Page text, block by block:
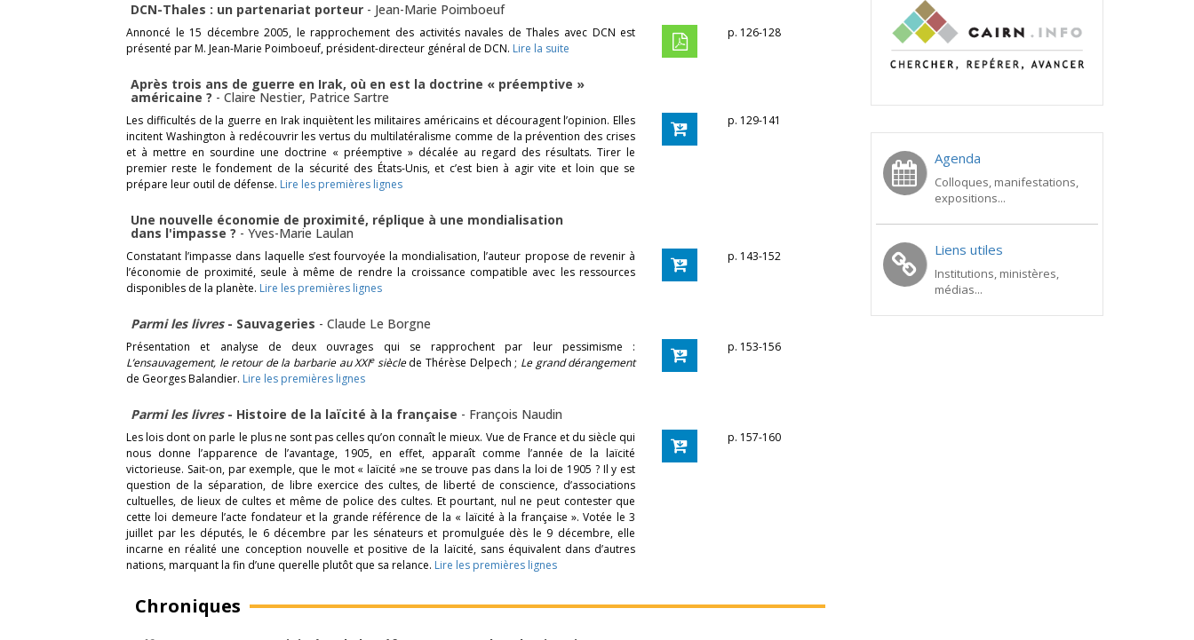
DCN-Thales : un partenariat porteur - Jean-Marie Poimboeuf
Annoncé le 15 décembre 2005, le rapprochement des activités navales de Thales avec DCN est
présenté par M. Jean-Marie Poimboeuf, président-directeur général de DCN. Lire la suite
p. 126-128
Après trois ans de guerre en Irak, où en est la doctrine « préemptive »
américaine ? - Claire Nestier, Patrice Sartre
Les difficultés de la guerre en Irak inquiètent les militaires américains et découragent l’opinion. Elles
incitent Washington à redécouvrir les vertus du multilatéralisme comme de la prévention des crises
et à mettre en sourdine une doctrine « préemptive » décalée au regard des résultats. Tirer le
premier reste le fondement de la sécurité des États-Unis, et c’est bien à agir vite et loin que se
prépare leur outil de défense. Lire les premières lignes
p. 129-141
Une nouvelle économie de proximité, réplique à une mondialisation
dans l'impasse ? - Yves-Marie Laulan
Constatant l’impasse dans laquelle s’est fourvoyée la mondialisation, l’auteur propose de revenir à
l’économie de proximité, seule à même de rendre la croissance compatible avec les ressources
disponibles de la planète. Lire les premières lignes
p. 143-152
Parmi les livres- Sauvageries - Claude Le Borgne
Présentation et analyse de deux ouvrages qui se rapprochent par leur pessimisme :
L’ensauvagement, le retour de la barbarie au XXIesièclede Thérèse Delpech ; Le grand dérangement
de Georges Balandier. Lire les premières lignes
p. 153-156
Parmi les livres- Histoire de la laïcité à la française - François Naudin
Les lois dont on parle le plus ne sont pas celles qu’on connaît le mieux. Vue de France et du siècle qui
nous donne l’apparence de l’avantage, 1905, en effet, apparaît comme l’année de la laïcité
victorieuse. Sait-on, par exemple, que le mot « laïcité »ne se trouve pas dans la loi de 1905 ? Il y est
question de la séparation, de libre exercice des cultes, de liberté de conscience, d’associations
cultuelles, de lieux de cultes et même de police des cultes. Et pourtant, nul ne peut contester que
cette loi demeure l’acte fondateur et la grande référence de la « laïcité à la française ». Votée le 3
juillet par les députés, le 6 décembre par les sénateurs et promulguée dès le 9 décembre, elle
incarne en réalité une conception nouvelle et positive de la laïcité, sans équivalent dans d’autres
nations, marquant la fin d’une querelle plutôt que sa relance. Lire les premières lignes
p. 157-160
Chroniques
Agenda
Colloques, manifestations,
expositions...
Liens utiles
Institutions, ministères,
médias...